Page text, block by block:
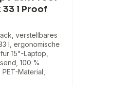
33 l Proof
verstellbares
l, ergonomische
15"-Laptop,
100 %
Material,